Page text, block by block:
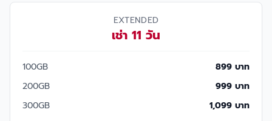
EXTENDED
เช่า 11 วัน
100GB
899 บาท
200GB
999 บาท
300GB
1,099 บาท